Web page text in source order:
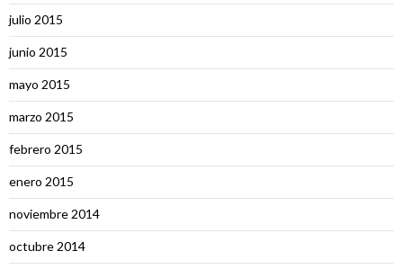
julio 2015
junio 2015
mayo 2015
marzo 2015
febrero 2015
enero 2015
noviembre 2014
octubre 2014